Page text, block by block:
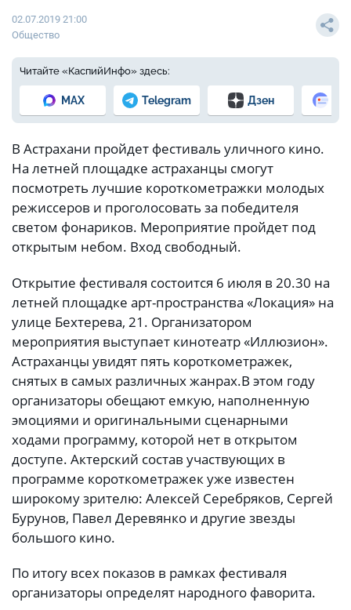
02.07.2019 21:00
Общество
Читайте «КаспийИнфо» здесь:
MAX Telegram Дзен
В Астрахани пройдет фестиваль уличного кино.
На летней площадке астраханцы смогут
посмотреть лучшие короткометражки молодых
режиссеров и проголосовать за победителя
светом фонариков. Мероприятие пройдет под
открытым небом. Вход свободный.
Открытие фестиваля состоится 6 июля в 20.30 на
летней площадке арт-пространства «Локация» на
улице Бехтерева, 21. Организатором
мероприятия выступает кинотеатр «Иллюзион».
Астраханцы увидят пять короткометражек,
снятых в самых различных жанрах.В этом году
организаторы обещают емкую, наполненную
эмоциями и оригинальными сценарными
ходами программу, которой нет в открытом
доступе. Актерский состав участвующих в
программе короткометражек уже известен
широкому зрителю: Алексей Серебряков, Сергей
Бурунов, Павел Деревянко и другие звезды
большого кино.
По итогу всех показов в рамках фестиваля
организаторы определят народного фаворита.